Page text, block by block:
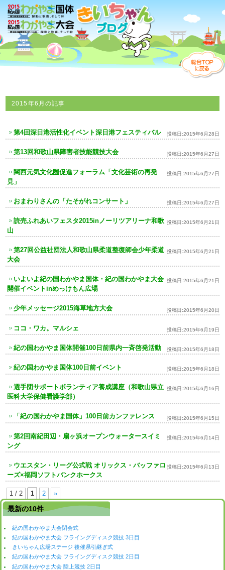
2015年6月の記事
投稿日:2015年6月28日
第4回深日港活性化イベント深日港フェスティバル
投稿日:2015年6月27日
第13回和歌山県障害者技能競技大会
投稿日:2015年6月27日
関西元気文化圏促進フォーラム「文化芸術の再発
見」
投稿日:2015年6月27日
おまわりさんの「たそがれコンサート」
投稿日:2015年6月21日
読売ふれあいフェスタ2015inノーリツアリーナ和歌
山
投稿日:2015年6月21日
第27回公益社団法人和歌山県柔道整復師会少年柔道
大会
投稿日:2015年6月21日
いよいよ紀の国わかやま国体・紀の国わかやま大会
開催イベントinめっけもん広場
投稿日:2015年6月20日
少年メッセージ2015海草地方大会
投稿日:2015年6月19日
ココ・ワカ。マルシェ
投稿日:2015年6月18日
紀の国わかやま国体開催100日前県内一斉啓発活動
投稿日:2015年6月18日
紀の国わかやま国体100日前イベント
投稿日:2015年6月16日
選手団サポートボランティア養成講座（和歌山県立
医科大学保健看護学部）
投稿日:2015年6月15日
「紀の国わかやま国体」100日前カンファレンス
投稿日:2015年6月14日
第2回南紀田辺・扇ヶ浜オープンウォータースイミ
ング
投稿日:2015年6月13日
ウエスタン・リーグ公式戦 オリックス・バッファロ
ーズ×福岡ソフトバンクホークス
1 / 2 1 2 »
最新の10件
紀の国わかやま大会閉会式
紀の国わかやま大会 フライングディスク競技 3日目
きいちゃん広場ステージ 後催県引継ぎ式
紀の国わかやま大会 フライングディスク競技 2日目
紀の国わかやま大会 陸上競技 2日目